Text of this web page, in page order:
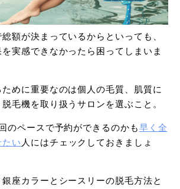
額が決まっているからといっても、
実感できなかったら困ってしまいま
めに重要なのは個人の毛質、肌質に
毛機を取り扱うサロンを選ぶこと。
のペースで予約ができるのかも早く全
い 人にはチェックしておきましょ
座カラーとシースリーの脱毛方法と